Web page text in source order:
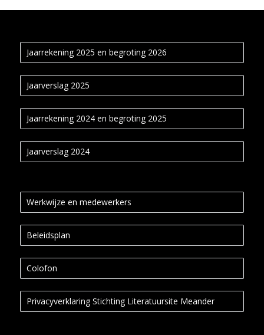
Jaarrekening 2025 en begroting 2026
Jaarverslag 2025
Jaarrekening 2024 en begroting 2025
Jaarverslag 2024
Werkwijze en medewerkers
Beleidsplan
Colofon
Privacyverklaring Stichting Literatuursite Meander